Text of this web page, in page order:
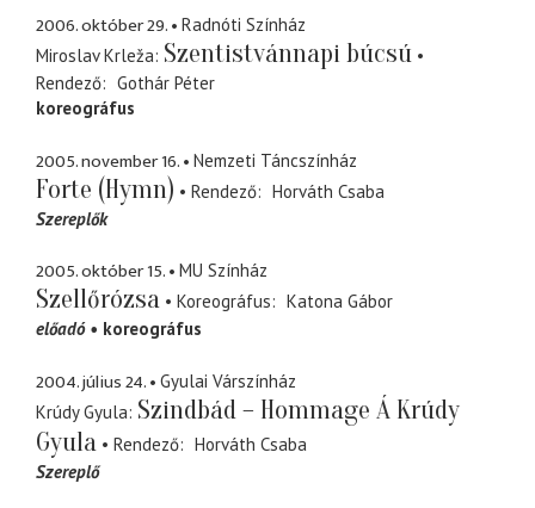
2006. október 29.
Radnóti Színház
Miroslav Krleža Szentistvánnapi búcsú
Rendező
Gothár Péter
koreográfus
2005. november 16. Nemzeti Táncszínház
Forte (Hymn) Rendező
Horváth Csaba
Szereplők
2005. október 15. MU Színház
Szellőrózsa Koreográfus
Katona Gábor
előadó
koreográfus
2004. július 24.
Gyulai Várszínház
Krúdy Gyula Szindbád – Hommage Á Krúdy
Gyula
Rendező
Horváth Csaba
Szereplő